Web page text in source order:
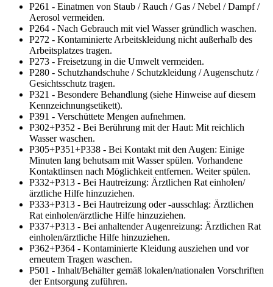
P261 - Einatmen von Staub / Rauch / Gas / Nebel / Dampf /
Aerosol vermeiden.
P264 - Nach Gebrauch mit viel Wasser gründlich waschen.
P272 - Kontaminierte Arbeitskleidung nicht außerhalb des
Arbeitsplatzes tragen.
P273 - Freisetzung in die Umwelt vermeiden.
P280 - Schutzhandschuhe / Schutzkleidung / Augenschutz /
Gesichtsschutz tragen.
P321 - Besondere Behandlung (siehe Hinweise auf diesem
Kennzeichnungsetikett).
P391 - Verschüttete Mengen aufnehmen.
P302+P352 - Bei Berührung mit der Haut: Mit reichlich
Wasser waschen.
P305+P351+P338 - Bei Kontakt mit den Augen: Einige
Minuten lang behutsam mit Wasser spülen. Vorhandene
Kontaktlinsen nach Möglichkeit entfernen. Weiter spülen.
P332+P313 - Bei Hautreizung: Ärztlichen Rat einholen/
ärztliche Hilfe hinzuziehen.
P333+P313 - Bei Hautreizung oder -ausschlag: Ärztlichen
Rat einholen/ärztliche Hilfe hinzuziehen.
P337+P313 - Bei anhaltender Augenreizung: Ärztlichen Rat
einholen/ärztliche Hilfe hinzuziehen.
P362+P364 - Kontaminierte Kleidung ausziehen und vor
erneutem Tragen waschen.
P501 - Inhalt/Behälter gemäß lokalen/nationalen Vorschriften
der Entsorgung zuführen.